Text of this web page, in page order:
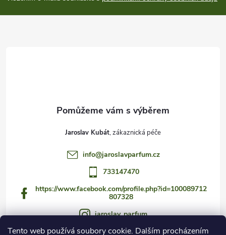
Tento web používá soubory cookie. Dalším procházením
a
Jaroslav Kubát
info@jaroslavparfum.cz
733147470
https://www.facebook.com/profile.php?id=100089712
807328
jaroslav_parfum
733147470